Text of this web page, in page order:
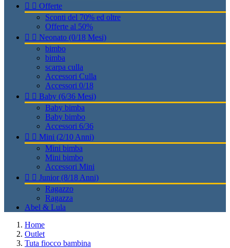
  Offerte
Sconti del 70% ed oltre
Offerte al 50%
  Neonato (0/18 Mesi)
bimbo
bimba
scarpa culla
Accessori Culla
Accessori 0/18
  Baby (6/36 Mesi)
Baby bimba
Baby bimbo
Accessori 6/36
  Mini (2/10 Anni)
Mini bimba
Mini bimbo
Accessori Mini
  Junior (8/18 Anni)
Ragazzo
Ragazza
Abel & Lula
Home
Outlet
Tuta fiocco bambina